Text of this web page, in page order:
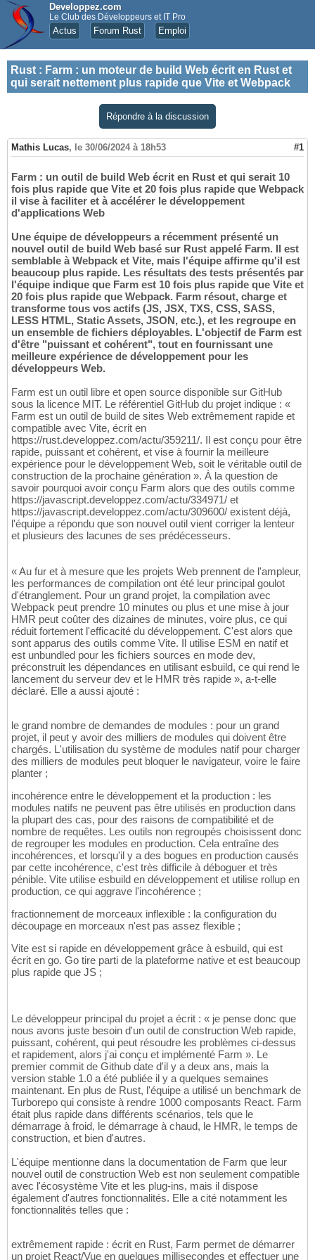
Developpez.com
Le Club des Développeurs et IT Pro
Actus Forum Rust Emploi
Rust : Farm : un moteur de build Web écrit en Rust et
qui serait nettement plus rapide que Vite et Webpack
Répondre à la discussion
Mathis Lucas, le 30/06/2024 à 18h53 #1
Farm : un outil de build Web écrit en Rust et qui serait 10
fois plus rapide que Vite et 20 fois plus rapide que Webpack
il vise à faciliter et à accélérer le développement
d'applications Web
Une équipe de développeurs a récemment présenté un
nouvel outil de build Web basé sur Rust appelé Farm. Il est
semblable à Webpack et Vite, mais l'équipe affirme qu'il est
beaucoup plus rapide. Les résultats des tests présentés par
l'équipe indique que Farm est 10 fois plus rapide que Vite et
20 fois plus rapide que Webpack. Farm résout, charge et
transforme tous vos actifs (JS, JSX, TXS, CSS, SASS,
LESS HTML, Static Assets, JSON, etc.), et les regroupe en
un ensemble de fichiers déployables. L'objectif de Farm est
d'être "puissant et cohérent", tout en fournissant une
meilleure expérience de développement pour les
développeurs Web.
Farm est un outil libre et open source disponible sur GitHub
sous la licence MIT. Le référentiel GitHub du projet indique : «
Farm est un outil de build de sites Web extrêmement rapide et
compatible avec Vite, écrit en
https://rust.developpez.com/actu/359211/. Il est conçu pour être
rapide, puissant et cohérent, et vise à fournir la meilleure
expérience pour le développement Web, soit le véritable outil de
construction de la prochaine génération ». À la question de
savoir pourquoi avoir conçu Farm alors que des outils comme
https://javascript.developpez.com/actu/334971/ et
https://javascript.developpez.com/actu/309600/ existent déjà,
l'équipe a répondu que son nouvel outil vient corriger la lenteur
et plusieurs des lacunes de ses prédécesseurs.
« Au fur et à mesure que les projets Web prennent de l'ampleur,
les performances de compilation ont été leur principal goulot
d'étranglement. Pour un grand projet, la compilation avec
Webpack peut prendre 10 minutes ou plus et une mise à jour
HMR peut coûter des dizaines de minutes, voire plus, ce qui
réduit fortement l'efficacité du développement. C'est alors que
sont apparus des outils comme Vite. Il utilise ESM en natif et
est unbundled pour les fichiers sources en mode dev,
préconstruit les dépendances en utilisant esbuild, ce qui rend le
lancement du serveur dev et le HMR très rapide », a-t-elle
déclaré. Elle a aussi ajouté :
le grand nombre de demandes de modules : pour un grand
projet, il peut y avoir des milliers de modules qui doivent être
chargés. L'utilisation du système de modules natif pour charger
des milliers de modules peut bloquer le navigateur, voire le faire
planter ;
incohérence entre le développement et la production : les
modules natifs ne peuvent pas être utilisés en production dans
la plupart des cas, pour des raisons de compatibilité et de
nombre de requêtes. Les outils non regroupés choisissent donc
de regrouper les modules en production. Cela entraîne des
incohérences, et lorsqu'il y a des bogues en production causés
par cette incohérence, c'est très difficile à déboguer et très
pénible. Vite utilise esbuild en développement et utilise rollup en
production, ce qui aggrave l'incohérence ;
fractionnement de morceaux inflexible : la configuration du
découpage en morceaux n'est pas assez flexible ;
Vite est si rapide en développement grâce à esbuild, qui est
écrit en go. Go tire parti de la plateforme native et est beaucoup
plus rapide que JS ;
Le développeur principal du projet a écrit : « je pense donc que
nous avons juste besoin d'un outil de construction Web rapide,
puissant, cohérent, qui peut résoudre les problèmes ci-dessus
et rapidement, alors j'ai conçu et implémenté Farm ». Le
premier commit de Github date d'il y a deux ans, mais la
version stable 1.0 a été publiée il y a quelques semaines
maintenant. En plus de Rust, l'équipe a utilisé un benchmark de
Turborepo qui consiste à rendre 1000 composants React. Farm
était plus rapide dans différents scénarios, tels que le
démarrage à froid, le démarrage à chaud, le HMR, le temps de
construction, et bien d'autres.
L'équipe mentionne dans la documentation de Farm que leur
nouvel outil de construction Web est non seulement compatible
avec l'écosystème Vite et les plug-ins, mais il dispose
également d'autres fonctionnalités. Elle a cité notamment les
fonctionnalités telles que :
extrêmement rapide : écrit en Rust, Farm permet de démarrer
un projet React/Vue en quelques millisecondes et effectuer une